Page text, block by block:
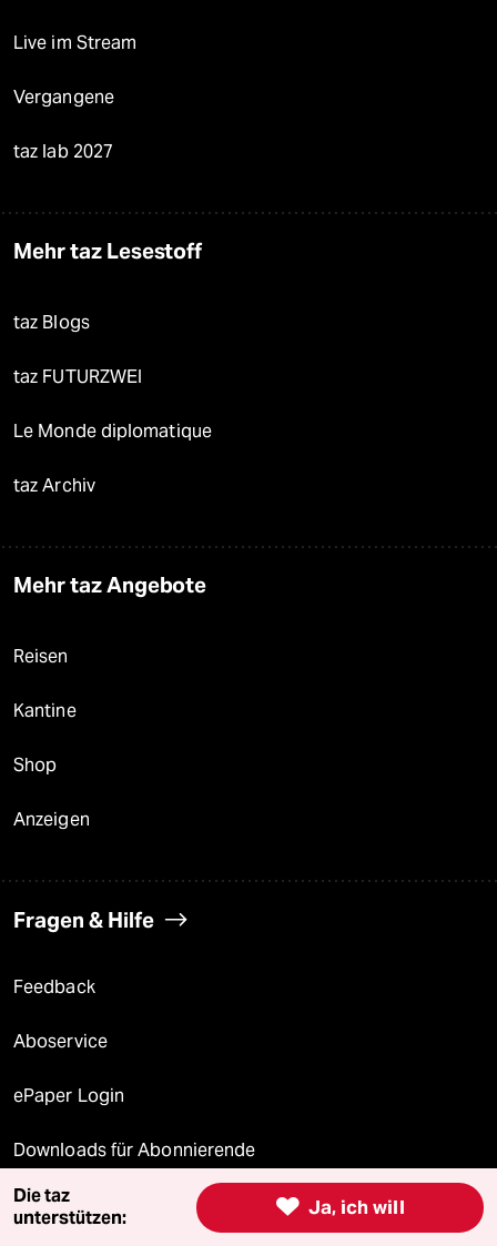
Live im Stream
Vergangene
taz lab 2027
Mehr taz Lesestoff
taz Blogs
taz FUTURZWEI
Le Monde diplomatique
taz Archiv
Mehr taz Angebote
Reisen
Kantine
Shop
Anzeigen
Fragen & Hilfe
Feedback
Aboservice
ePaper Login
Downloads für Abonnierende
 Ja, ich will
Die taz
unterstützen: